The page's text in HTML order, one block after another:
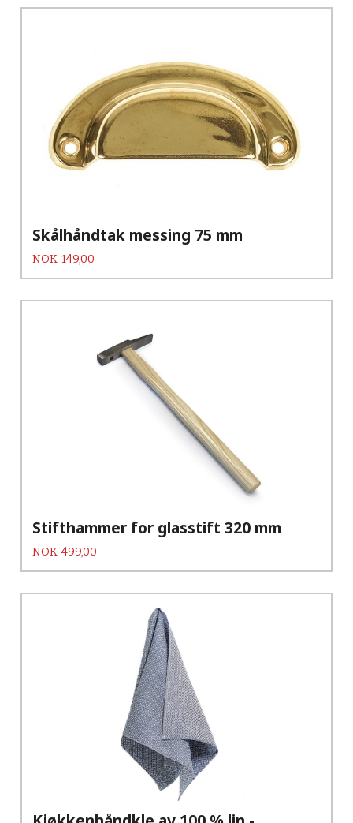
Skålhåndtak messing 75 mm
Pris
NOK 149,00
Stifthammer for glasstift 320 mm
Pris
NOK 499,00